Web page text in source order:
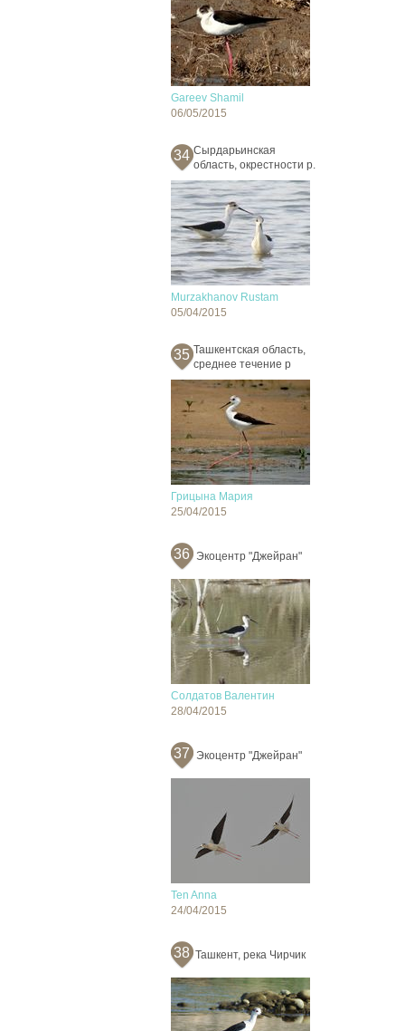
Gareev Shamil
06/05/2015
34 Сырдарьинская
область, окрестности р.
Murzakhanov Rustam
05/04/2015
35 Ташкентская область,
среднее течение р
Грицына Мария
25/04/2015
36 Экоцентр "Джейран"
Солдатов Валентин
28/04/2015
37 Экоцентр "Джейран"
Ten Anna
24/04/2015
38 Ташкент, река Чирчик